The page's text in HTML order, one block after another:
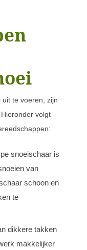
te voeren, zijn
volgt
snoeischaar is
van
schoon en
te
dikkere takken
makkelijker